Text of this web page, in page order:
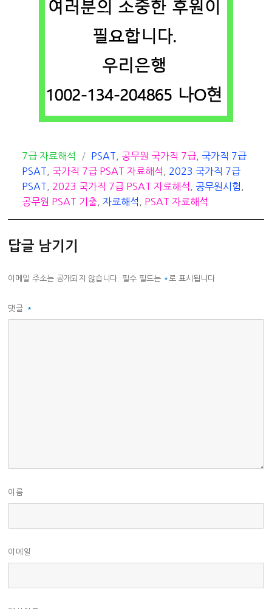
카
테
고
리
7급 자료해석
태
그
PSAT 공무원 국가직 7급, 국가직 7급
PSAT
국가직 7급 PSAT 자료해석
2023 국가직 7급
PSAT
2023 국가직 7급 PSAT 자료해석 공무원시험
공무원 PSAT 기출 ,자료해석 PSAT 자료해석
답글 남기기
이메일 주소는 공개되지 않습니다. 필수 필드는 * 로 표시됩니다
댓글 *
이름
이메일